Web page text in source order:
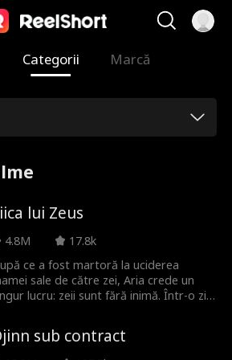
Categorii Marcă
lui Zeus
4.8M
17.8k
ce a fost martoră la uciderea
sale de către zei, Aria crede un
lucru: zeii sunt fără inimă. Într-o zi,
familia înfometată—fără să știe că
o creatură sacră a Olimpului. Se
față în față cu ucigașul mamei
sub contract